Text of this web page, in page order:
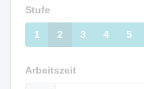
Stufe
1 2 3 4 5
Arbeitszeit